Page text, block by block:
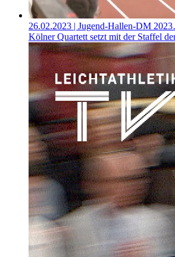
26.02.2023 | Jugend-Hallen-DM
Kölner Quartett setzt mit der Staffel